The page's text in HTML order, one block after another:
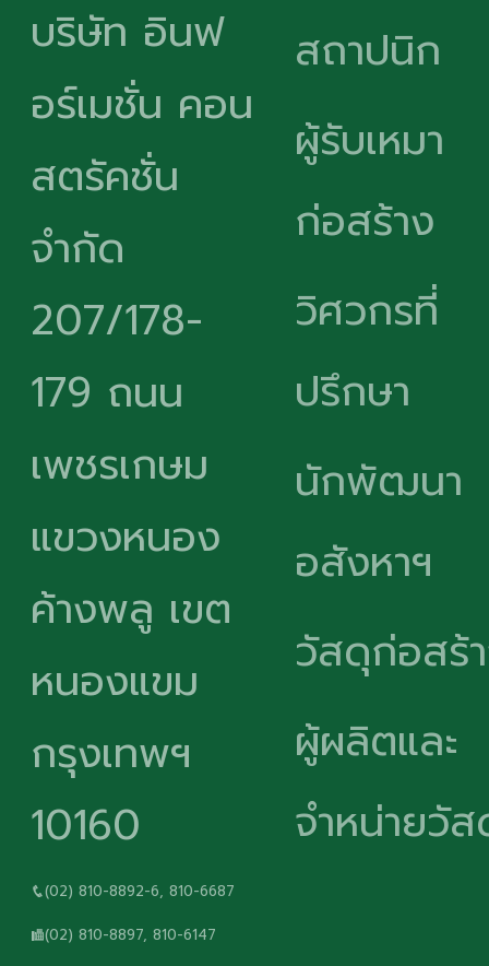
บริษัท อินฟ
อร์เมชั่น คอน
สตรัคชั่น
จำกัด
207/178-
179 ถนน
เพชรเกษม
แขวงหนอง
ค้างพลู เขต
หนองแขม
กรุงเทพฯ
10160
(02) 810-8892-6, 810-6687
(02) 810-8897, 810-6147
สถาปนิก
ผู้รับเหมา
ก่อสร้าง
วิศวกรที่
ปรึกษา
นักพัฒนา
อสังหาฯ
วัสดุก่อสร้
ผู้ผลิตและ
จำหน่ายวั